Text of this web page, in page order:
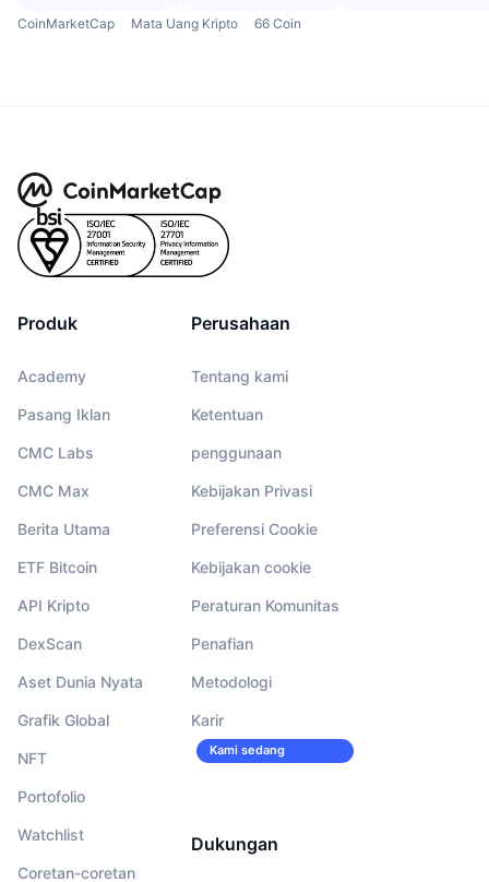
CoinMarketCap Mata Uang Kripto 66 Coin
Produk
Academy
Pasang Iklan
CMC Labs
CMC Max
Berita Utama
ETF Bitcoin
API Kripto
DexScan
Aset Dunia Nyata
Grafik Global
NFT
Portofolio
Watchlist
Coretan-coretan
Perusahaan
Tentang kami
Ketentuan
penggunaan
Kebijakan Privasi
Preferensi Cookie
Kebijakan cookie
Peraturan Komunitas
Penafian
Metodologi
Karir
Kami sedang
Dukungan